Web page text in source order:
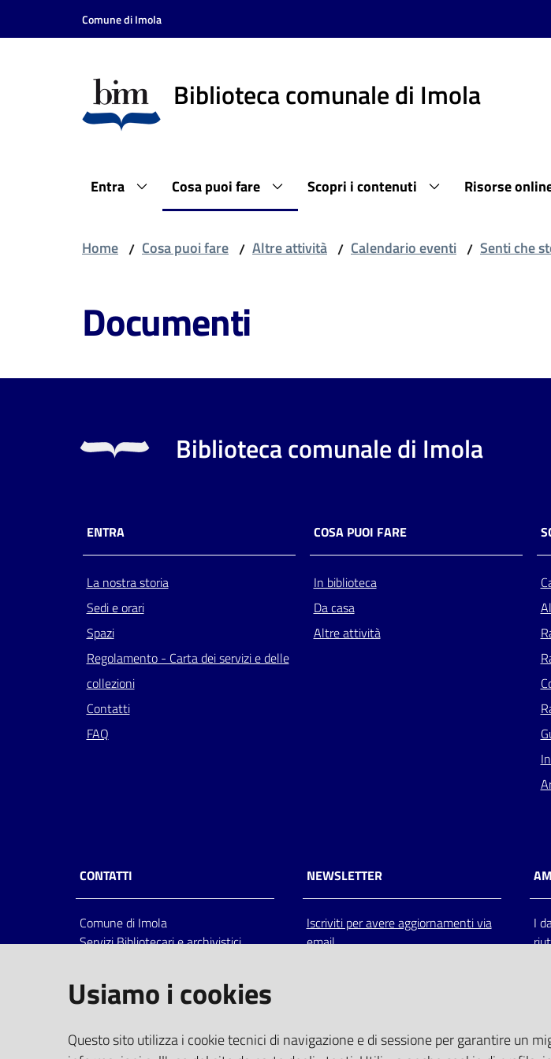
Vai al contenuto
Vai alla navigazione
Comune di Imola
Biblioteca comunale di Imola
Entra Cosa puoi fare Scopri i contenuti Risorse
Home / Cosa puoi fare / Altre attività / Calendario eventi / Senti che
Documenti
Biblioteca comunale di Imola
ENTRA
La nostra storia
Sedi e orari
Spazi
Regolamento - Carta dei servizi e delle
collezioni
Contatti
FAQ
COSA PUOI FARE
In biblioteca
Da casa
Altre attività
CONTATTI
Comune di Imola
Servizi Bibliotecari e archivistici
Italia
centralino: tel 0542.6026.36 fax
bim@comune.imola.bo.it
PEC
NEWSLETTER
Iscriviti per avere aggiornamenti via
email
I
Usiamo i cookies
Questo sito utilizza i cookie tecnici di navigazione e di sessione per garantire un